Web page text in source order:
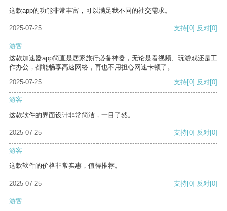
这款app的功能非常丰富，可以满足我不同的社交需求。
2025-07-25 支持[0] 反对[0]
游客
这款加速器app简直是居家旅行必备神器，无论是看视频、玩游戏还是工
作办公，都能畅享高速网络，再也不用担心网速卡顿了。
2025-07-25
支持[0] 反对[0]
游客
这款软件的界面设计非常简洁，一目了然。
2025-07-25 支持[0] 反对[0]
游客
这款软件的价格非常实惠，值得推荐。
2025-07-25 支持[0] 反对[0]
游客